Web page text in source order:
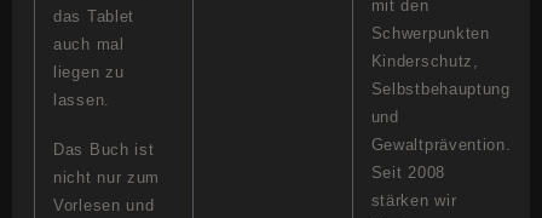
das Tablet
auch mal
liegen zu
lassen.
Das Buch ist
nicht nur zum
Vorlesen und
mit den
Schwerpunkten
Kinderschutz,
Selbstbehauptung
und
Gewaltprävention.
Seit 2008
stärken wir